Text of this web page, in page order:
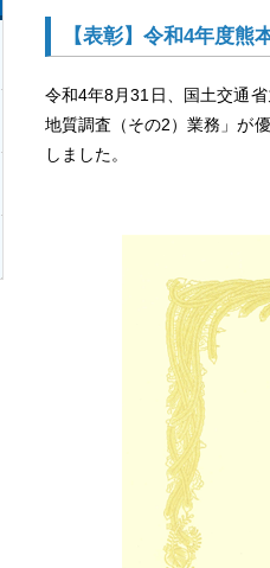
【表彰】令和4年度熊
令和4年8月31日、国土交通
地質調査（その2）業務」が
しました。